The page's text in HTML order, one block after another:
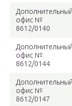
Дополнительный
офис №
8612/0140
Дополнительный
офис №
8612/0144
Дополнительный
офис №
8612/0147